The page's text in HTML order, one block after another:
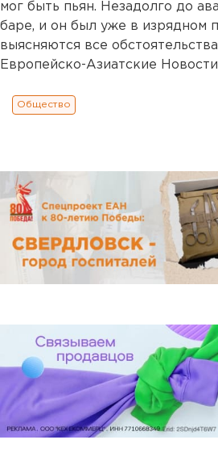
мог быть пьян. Незадолго до
баре, и он был уже в изрядном
выясняются все
Европейско-Азиатские
Общество